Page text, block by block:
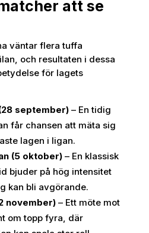
att se
väntar flera tuffa
och resultaten i dessa
för lagets
september)– En tidig
får chansen att mäta sig
lagen i ligan.
(5 oktober)– En klassisk
bjuder på hög intensitet
kan bli avgörande.
november)– Ett möte mot
om topp fyra, där